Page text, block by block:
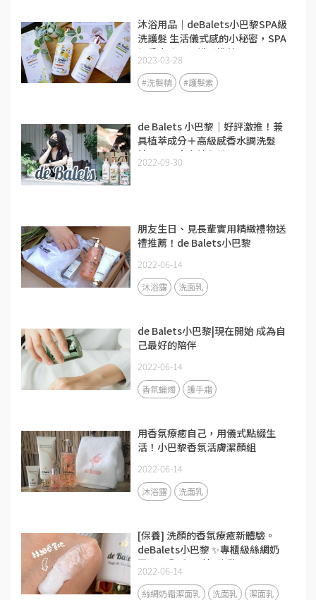
沐浴用品｜deBalets小巴黎SPA級
洗護髮 生活儀式感的小秘密，SPA
級香水洗髮、護髮推薦！
2023-03-28
#洗髮精 #護髮素
de Balets 小巴黎｜好評激推！兼
具植萃成分＋高級感香水調洗髮
精，回頭率女神必備～❤
2022-09-30
朋友生日、見長輩實用精緻禮物送
禮推薦！de Balets小巴黎
2022-06-14
沐浴露 洗面乳
de Balets小巴黎|現在開始 成為自
己最好的陪伴
2022-06-14
香氛蠟燭 護手霜
用香氛療癒自己，用儀式點綴生
活！小巴黎香氛活膚潔顏組
2022-06-14
沐浴露 洗面乳
[保養] 洗顏的香氛療癒新體驗。
deBalets小巴黎 ✨專櫃級絲綢奶
霜潔面乳-鼠尾草&海鹽
2022-06-14
絲綢奶霜潔面乳 洗面乳 潔面乳